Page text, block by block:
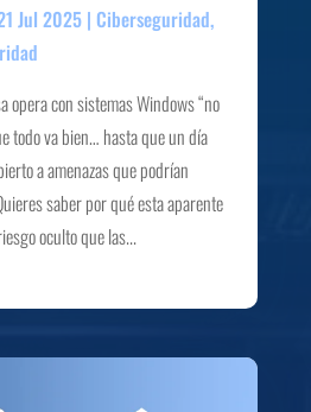
Jul 2025| Ciberseguridad,
opera con sistemas Windows “no
todo va bien… hasta que un día
a amenazas que podrían
saber por qué esta aparente
oculto que las...